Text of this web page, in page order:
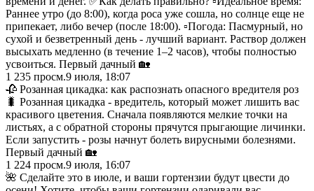
Раннее утро (до 8:00), когда роса уже сошла, но солнце еще не
припекает, либо вечер (после 18:00). ▫️Погода: Пасмурный, но
сухой и безветренный день - лучший вариант. Раствор должен
высыхать медленно (в течение 1–2 часов), чтобы полностью
усвоиться. Первый дачный 🏡
1 235 просм.9 июля, 18:07
🥀 Розанная цикадка: как распознать опасного вредителя роз
🐛 Розанная цикадка - вредитель, который может лишить вас
красивого цветения. Сначала появляются мелкие точки на
листьях, а с обратной стороны прячутся прыгающие личинки.
Если запустить - розы начнут болеть вирусными болезнями.
Первый дачный 🏡
1 224 просм.9 июля, 16:07
🌺 Сделайте это в июле, и ваши гортензии будут цвести до